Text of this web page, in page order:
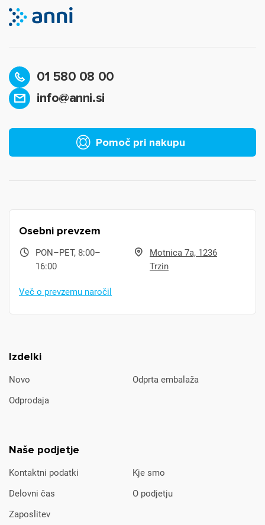
01 580 08 00
info@anni.si
Pomoč pri nakupu
Izdelki
Novo
Odprta embalaža
Odprodaja
Naše podjetje
Kontaktni podatki
Kje smo
Delovni čas
O podjetju
Zaposlitev
Osebni prevzem
PON–PET, 8:00–
16:00
Motnica 7a, 1236
Trzin
Več o prevzemu naročil